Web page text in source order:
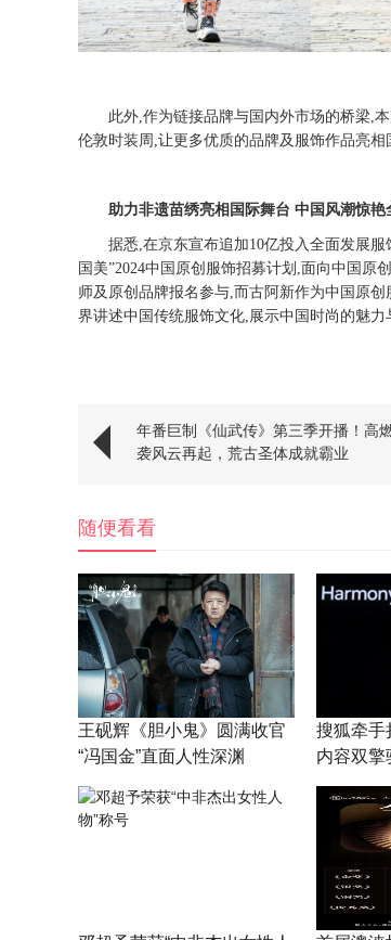
此外 ,作为链接品牌与国内外市场的桥梁,
伦敦时装周,让更多优质的品牌及服饰作品亮
助力非遗苗绣亮相国际舞台 中国风潮惊艳
据悉 ,在京东宣布追加10亿投入全面发展服
国美”2024中国原创服饰招募计划, 面向中国原
师及原创品牌报名参与,而古阿新作为中国原
界讲述中国传统服饰文化,展示中国时尚的魅力
年番巨制《仙武传》第三季开播！高
袭风云再起，荒古圣体成就霸业
随便看看
王砚辉《胆小鬼》圆满收官
“冯国金”直面人性深渊
搜狐牵手
内容双擎